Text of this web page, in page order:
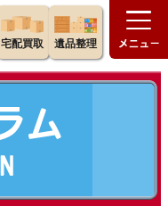
宅配買取 遺品整理